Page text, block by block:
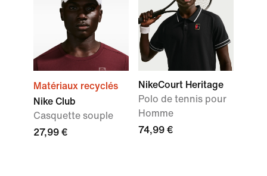
Matériaux recyclés
Nike Club
Casquette souple
27,99 €
NikeCourt Heritage
Polo de tennis pour
Homme
74,99 €